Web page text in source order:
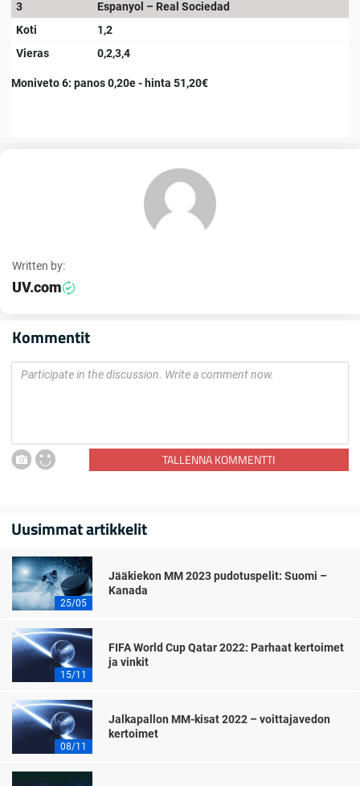
3
Espanyol – Real Sociedad
Koti
1,2
Vieras
0,2,3,4
Moniveto 6: panos 0,20e - hinta 51,20€
Written by:
UV.com
Kommentit
TALLENNA KOMMENTTI
Uusimmat artikkelit
25/05
Jääkiekon MM 2023 pudotuspelit: Suomi –
Kanada
15/11
FIFA World Cup Qatar 2022: Parhaat kertoimet
ja vinkit
08/11
Jalkapallon MM-kisat 2022 – voittajavedon
kertoimet